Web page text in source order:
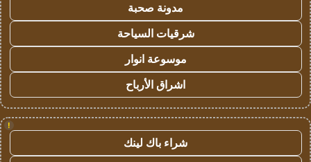
مدونة صحبة
شرقيات السياحة
موسوعة انوار
اشراق الأرباح
!
شراء باك لينك